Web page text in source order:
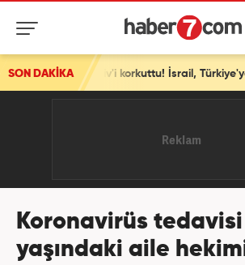
SON DAKİKA
Aviv'i korkuttu! İsrail, Türkiye'ye karşı
Koronavirüs tedavisi
yaşındaki aile